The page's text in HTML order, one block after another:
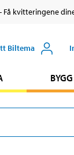
- Få kvitteringene
Biltema
BYGG